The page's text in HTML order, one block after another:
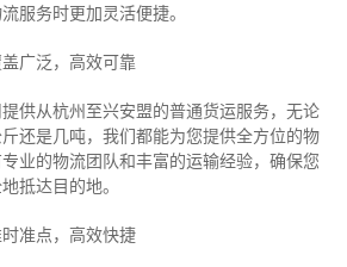
服务时更加灵活便捷。
广泛，高效可靠
供从杭州至兴安盟的普通货运服务，无论
还是几吨，我们都能为您提供全方位的物
业的物流团队和丰富的运输经验，确保您
抵达目的地。
准点，高效快捷